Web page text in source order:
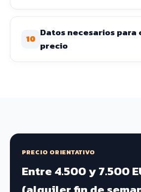
10
Datos necesarios
precio
PRECIO ORIENTATIVO
Entre 4.500 y 7.500